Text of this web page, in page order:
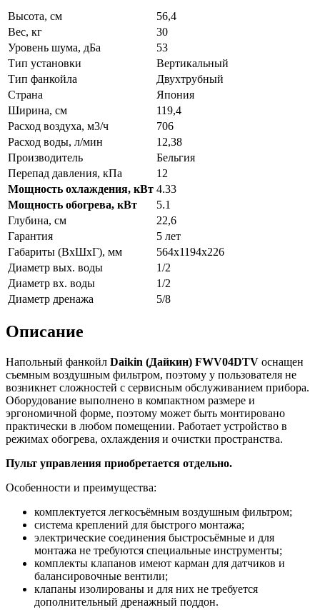
Высота, см
56,4
Вес, кг
30
Уровень шума, дБа
53
Тип установки
Вертикальный
Тип фанкойла
Двухтрубный
Страна
Япония
Ширина, см
119,4
Расход воздуха, м3/ч
706
Расход воды, л/мин
12,38
Производитель
Бельгия
Перепад давления, кПа
12
Мощность охлаждения, кВт 4.33
Мощность обогрева, кВт
5.1
Глубина, см
22,6
Гарантия
5 лет
Габариты (ВxШxГ), мм
564х1194х226
Диаметр вых. воды
1/2
Диаметр вх. воды
1/2
Диаметр дренажа
5/8
Описание
Напольный фанкойл Daikin (Дайкин) FWV04DTV оснащен
съемным воздушным фильтром, поэтому у пользователя не
возникнет сложностей с сервисным обслуживанием прибора.
Оборудование выполнено в компактном размере и
эргономичной форме, поэтому может быть монтировано
практически в любом помещении. Работает устройство в
режимах обогрева, охлаждения и очистки пространства.
Пульт управления приобретается отдельно.
Особенности и преимущества:
комплектуется легкосъёмным воздушным фильтром;
система креплений для быстрого монтажа;
электрические соединения быстросъёмные и для
монтажа не требуются специальные инструменты;
комплекты клапанов имеют карман для датчиков и
балансировочные вентили;
клапаны изолированы и для них не требуется
дополнительный дренажный поддон.